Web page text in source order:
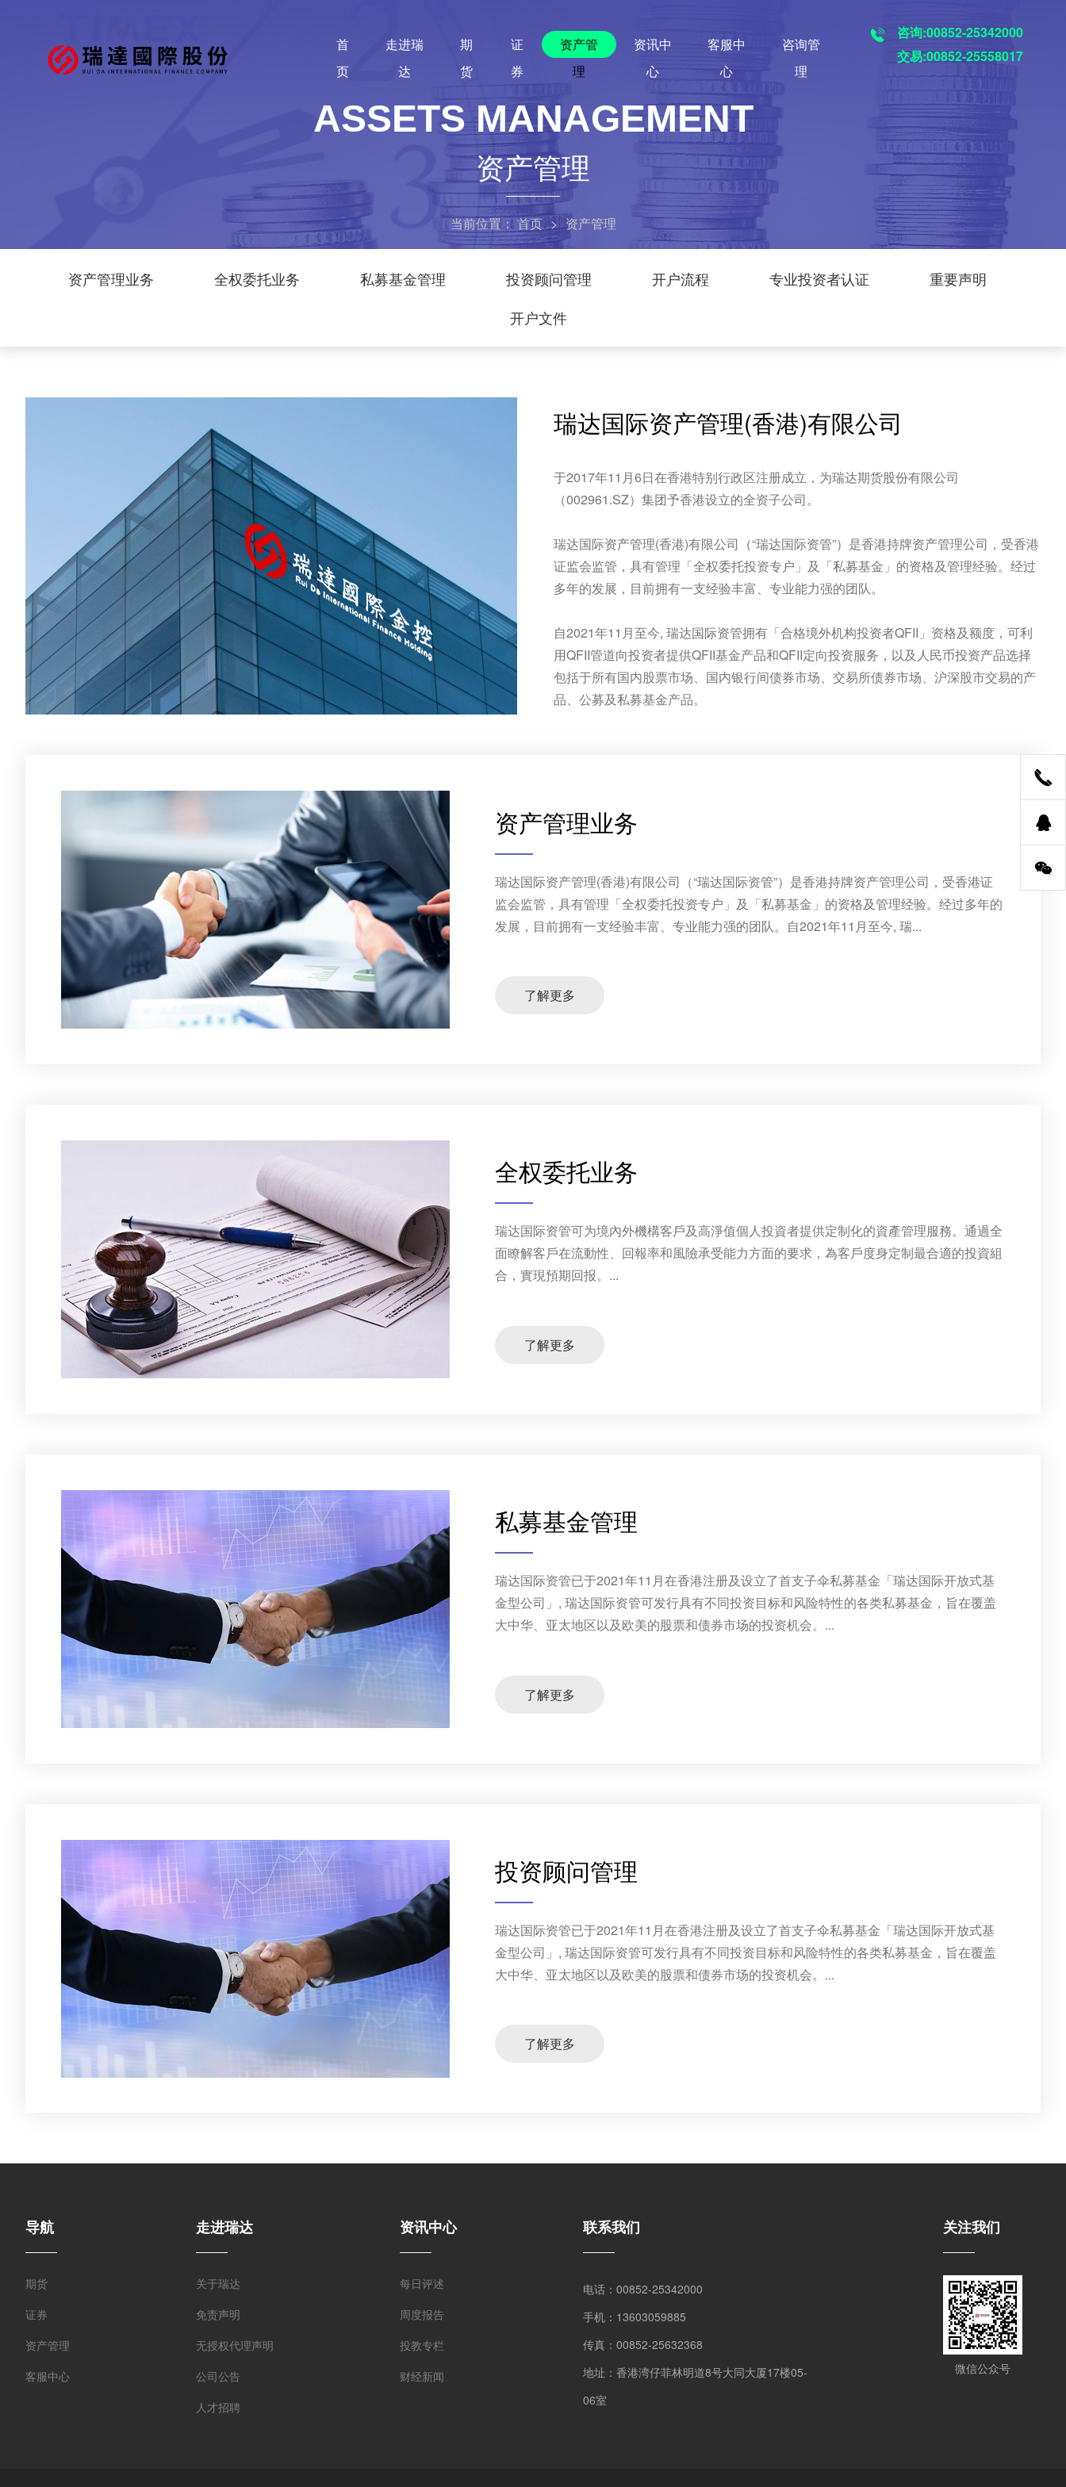
首
页
走进瑞
达
期
货
证
券
资产管
理
资讯中
心
客服中
心
咨询管
理
咨询:00852-25342000
交易:00852-25558017
ASSETS MANAGEMENT
资产管理
当前位置：首页 > 资产管理
资产管理业务 全权委托业务 私募基金管理 投资顾问管理 开户流程 专业投资者认证
重要声明
开户文件
瑞达国际资产管理(香港)有限公司
于2017年11月6日在香港特别行政区注册成立，为瑞达期货股份有限公司
（002961.SZ）集团予香港设立的全资子公司。
瑞达国际资产管理(香港)有限公司（“瑞达国际资管”）是香港持牌资产管理公司，受香港
证监会监管，具有管理「全权委托投资专户」及「私募基金」的资格及管理经验。经过
多年的发展，目前拥有一支经验丰富、专业能力强的团队。
自2021年11月至今, 瑞达国际资管拥有「合格境外机构投资者QFII」资格及额度，可利
用QFII管道向投资者提供QFII基金产品和QFII定向投资服务，以及人民币投资产品选择
包括于所有国内股票市场、国内银行间债券市场、交易所债券市场、沪深股市交易的产
品、公募及私募基金产品。
资产管理业务
瑞达国际资产管理(香港)有限公司（“瑞达国际资管”）是香港持牌资产管理公司，受香港证
监会监管，具有管理「全权委托投资专户」及「私募基金」的资格及管理经验。经过多年的
发展，目前拥有一支经验丰富、专业能力强的团队。自2021年11月至今, 瑞...
了解更多
全权委托业务
瑞达国际资管可为境內外機構客戶及高淨值個人投資者提供定制化的資產管理服務。通過全
面瞭解客戶在流動性、回報率和風險承受能力方面的要求，為客戶度身定制最合適的投資組
合，實現預期回报。...
了解更多
私募基金管理
瑞达国际资管已于2021年11月在香港注册及设立了首支子伞私募基金「瑞达国际开放式基
金型公司」, 瑞达国际资管可发行具有不同投资目标和风险特性的各类私募基金，旨在覆盖
大中华、亚太地区以及欧美的股票和债券市场的投资机会。...
了解更多
投资顾问管理
瑞达国际资管已于2021年11月在香港注册及设立了首支子伞私募基金「瑞达国际开放式基
金型公司」, 瑞达国际资管可发行具有不同投资目标和风险特性的各类私募基金，旨在覆盖
大中华、亚太地区以及欧美的股票和债券市场的投资机会。...
了解更多
导航
期货
证券
资产管理
客服中心
走进瑞达
关于瑞达
免责声明
无授权代理声明
公司公告
人才招聘
资讯中心
每日评述
周度报告
投教专栏
财经新闻
联系我们
电话：00852-25342000
手机：13603059885
传真：00852-25632368
地址：香港湾仔菲林明道8号大同大厦17楼05-
06室
关注我们
微信公众号